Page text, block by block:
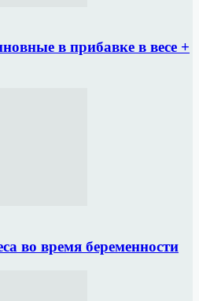
в прибавке в весе +
во время беременности